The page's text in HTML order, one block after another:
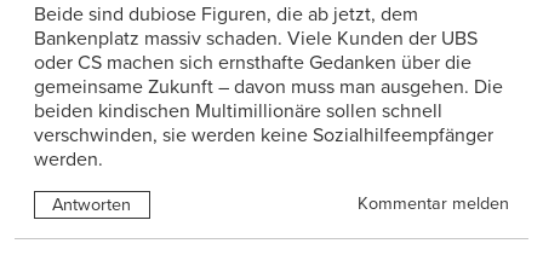
Beide sind dubiose Figuren, die ab jetzt, dem
Bankenplatz massiv schaden. Viele Kunden der UBS
oder CS machen sich ernsthafte Gedanken über die
gemeinsame Zukunft – davon muss man ausgehen. Die
beiden kindischen Multimillionäre sollen schnell
verschwinden, sie werden keine Sozialhilfeempfänger
werden.
Antworten Kommentar melden